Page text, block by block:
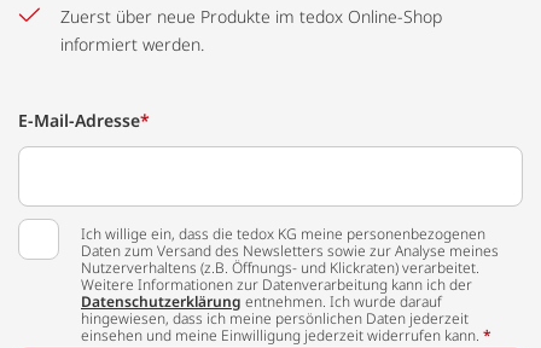
Zuerst über neue Produkte im tedox Online-Shop
informiert werden.
E-Mail-Adresse*
Ich willige ein, dass die tedox KG meine personenbezogenen
Daten zum Versand des Newsletters sowie zur Analyse meines
Nutzerverhaltens (z.B. Öffnungs- und Klickraten) verarbeitet.
Weitere Informationen zur Datenverarbeitung kann ich der
Datenschutzerklärung entnehmen. Ich wurde darauf
hingewiesen, dass ich meine persönlichen Daten jederzeit
einsehen und meine Einwilligung jederzeit widerrufen kann. *